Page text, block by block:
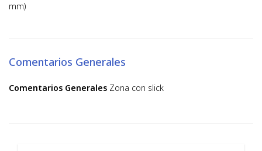
mm)
Comentarios Generales
Comentarios Generales Zona con slick